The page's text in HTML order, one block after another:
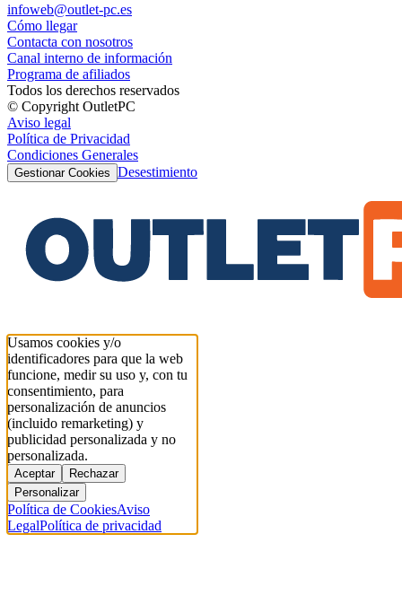
infoweb@outlet-pc.es
Cómo llegar
Contacta con nosotros
Canal interno de información
Programa de afiliados
Todos los derechos reservados
© Copyright OutletPC
Aviso legal
Política de Privacidad
Condiciones Generales
Gestionar Cookies Desestimiento
Usamos cookies y/o
identificadores para que la web
funcione, medir su uso y, con tu
consentimiento, para
personalización de anuncios
(incluido remarketing) y
publicidad personalizada y no
personalizada.
Aceptar
Rechazar
Personalizar
Política de CookiesAviso
LegalPolítica de privacidad